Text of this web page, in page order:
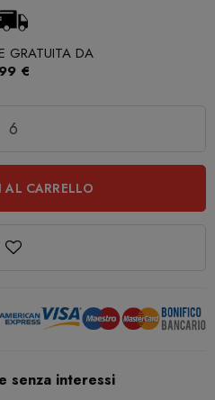
GRATUITA DA
99 €
CARRELLO
senza interessi